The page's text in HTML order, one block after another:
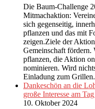
Die Baum-Challenge
Mitmachaktion:
sich gegenseitig,
pflanzen und das mit
zeigen.Ziele der
Gemeinschaft fördern.
pflanzen, die Aktion
nominieren. Wird
Einladung zum
Dankeschön an die
große Interesse am
10. Oktober 2024